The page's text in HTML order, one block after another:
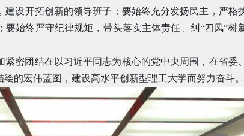
设开拓创新的领导班子；要始终充分发扬民主，严格
始终严守纪律规矩，带头落实主体责任、纠“四风”树
密团结在以习近平同志为核心的党中央周围，在省委
的宏伟蓝图，建设高水平创新型理工大学而努力奋斗。